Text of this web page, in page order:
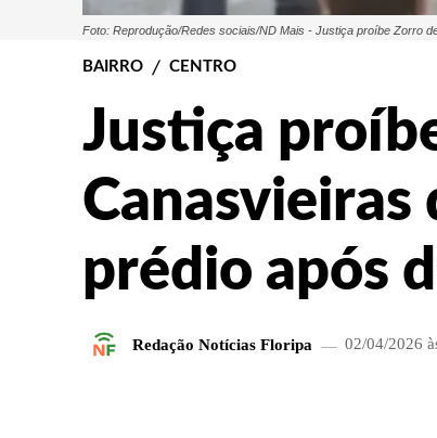
Foto: Reprodução/Redes sociais/ND Mais - Justiça proíbe Zorro
BAIRRO CENTRO
Justiça
Canasvieiras
prédio após
Redação Notícias Floripa 02/04/2026